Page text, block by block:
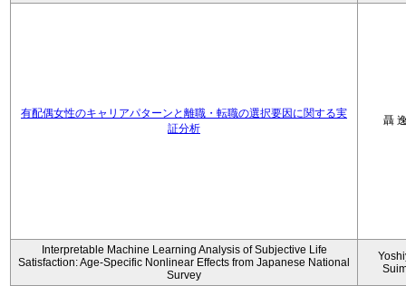
有配偶女性のキャリアパターンと離職・転職の選択要因に関する実
証分析
聶
Interpretable Machine Learning Analysis of Subjective Life
Satisfaction: Age-Specific Nonlinear Effects from Japanese National
Survey